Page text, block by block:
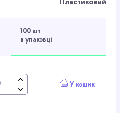
Пластиковий
100 шт
в упаковці
У кошик